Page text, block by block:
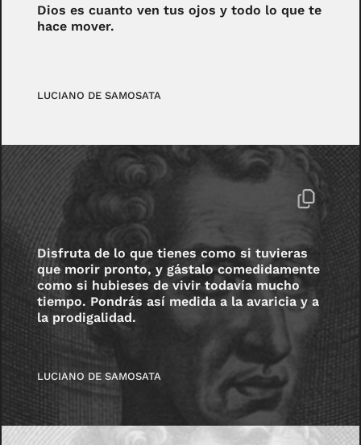
Dios es cuanto ven tus ojos y todo lo que te
hace mover.
LUCIANO DE SAMOSATA
Disfruta de lo que tienes como si tuvieras
que morir pronto, y gástalo comedidamente
como si hubieses de vivir todavía mucho
tiempo. Pondrás así medida a la avaricia y a
la prodigalidad.
LUCIANO DE SAMOSATA